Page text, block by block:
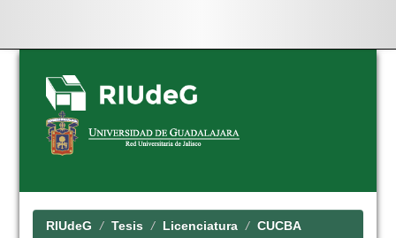
Skip
navigation
RIUdeG Tesis Licenciatura CUCBA